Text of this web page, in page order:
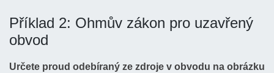
Příklad 2: Ohmův zákon pro uzavřený
obvod
Určete proud odebíraný ze zdroje v obvodu na obrázku